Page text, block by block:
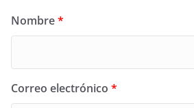
Nombre*
Correo electrónico *